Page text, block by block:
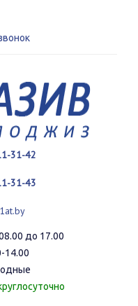
31-42
31-43
до 17.00
14.00